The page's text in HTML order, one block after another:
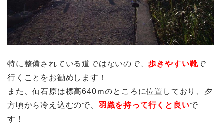
特に整備されている道ではないので、 歩きやすい靴で
行くことをお勧めします！
また、仙石原は標高640ｍのところに位置しており、夕
方頃から冷え込むので、 羽織を持って行くと良いで
す！